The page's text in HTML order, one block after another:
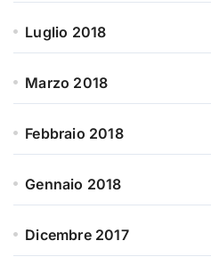
Luglio 2018
Marzo 2018
Febbraio 2018
Gennaio 2018
Dicembre 2017